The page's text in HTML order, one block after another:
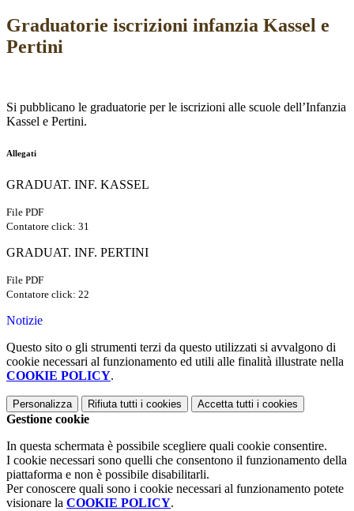
Graduatorie iscrizioni infanzia Kassel e
Pertini
Si pubblicano le graduatorie per le iscrizioni alle scuole dell’Infanzia
Kassel e Pertini.
Allegati
GRADUAT. INF. KASSEL
File PDF
Contatore click: 31
GRADUAT. INF. PERTINI
File PDF
Contatore click: 22
Notizie
Questo sito o gli strumenti terzi da questo utilizzati si avvalgono di
cookie necessari al funzionamento ed utili alle finalità illustrate nella
COOKIE POLICY.
Personalizza Rifiuta tutti i cookies Accetta tutti i cookies
Gestione cookie
In questa schermata è possibile scegliere quali cookie consentire.
I cookie necessari sono quelli che consentono il funzionamento della
piattaforma e non è possibile disabilitarli.
Per conoscere quali sono i cookie necessari al funzionamento potete
visionare la COOKIE POLICY.